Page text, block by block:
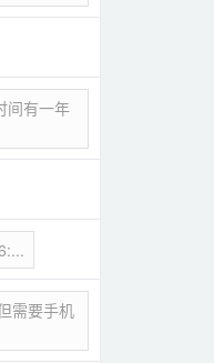
间有一年
需要手机